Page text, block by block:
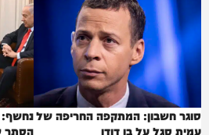
סוגר חשבון: המתקפה החריפה של
עמית סגל על בן דודו
נחשף:
הסתר